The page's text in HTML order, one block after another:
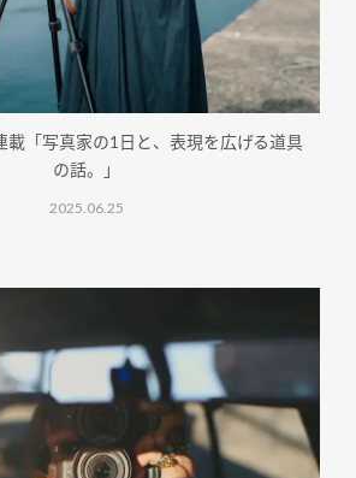
載「写真家の1日と、表現を広げる道具
の話。」
2025.06.25